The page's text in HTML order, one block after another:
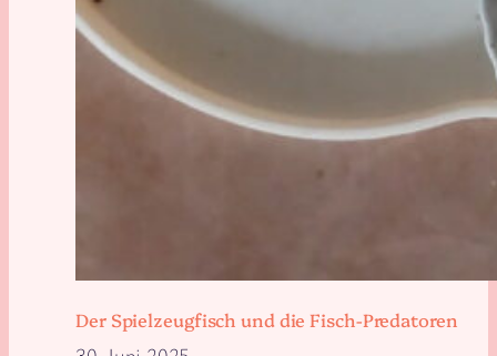
Der Spielzeugfisch und die Fisch-Predatoren